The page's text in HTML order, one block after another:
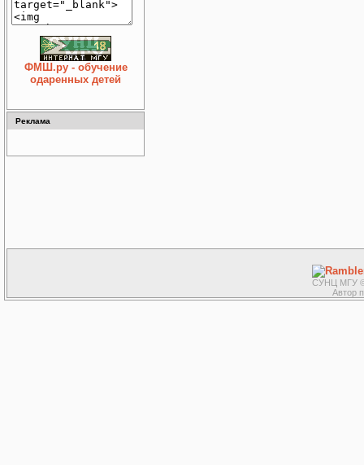
ФМШ.ру - обучение
одаренных детей
Реклама
СУНЦ МГУ ©
Автор